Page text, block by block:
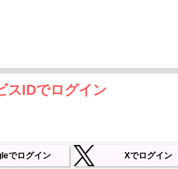
スIDでログイン
でログイン Xでログイン